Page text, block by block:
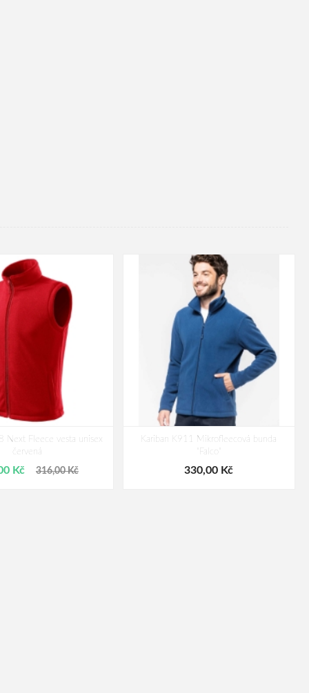
Next Fleece vesta unisex
červená
Kč 316,00 Kč
Kariban K911 Mikrofleecová bunda
"Falco"
330,00 Kč